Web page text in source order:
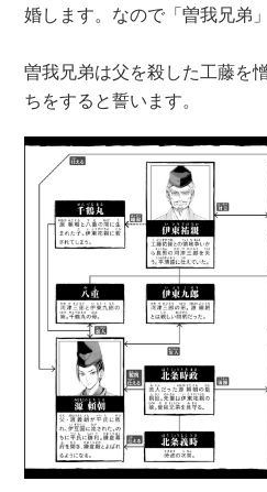
婚します。なので「曽我兄弟
曽我兄弟は父を殺した工藤を
ちをすると誓います。